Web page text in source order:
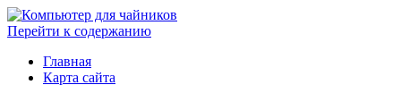
Перейти к содержанию
Главная
Карта сайта